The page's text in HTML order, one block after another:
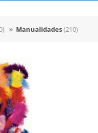
» Manualidades(210)